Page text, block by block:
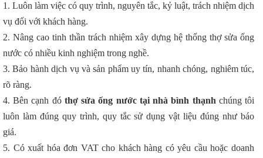
1. Luôn làm việc có quy trình, nguyên tắc, kỷ luật, trách nhiệm dịch
vụ đối với khách hàng.
2. Nâng cao tinh thần trách nhiệm xây dựng hệ thống thợ sửa ống
nước có nhiều kinh nghiệm trong nghề.
3. Bảo hành dịch vụ và sản phẩm uy tín, nhanh chóng, nghiêm túc,
rõ ràng.
4. Bên cạnh đó thợ sửa ống nước tại nhà bình thạnh chúng tôi
luôn làm đúng quy trình, quy tắc sử dụng vật liệu đúng như báo
giá.
5. Có xuất hóa đơn VAT cho khách hàng có yêu cầu hoặc doanh